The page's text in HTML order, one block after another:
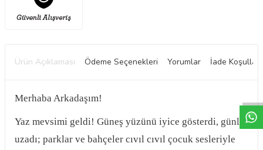
Ürün Açıklaması Ödeme Seçenekleri Yorumlar İade Koşulları
Merhaba Arkadaşım!
Yaz mevsimi geldi! Güneş yüzünü iyice gösterdi, günler
uzadı; parklar ve bahçeler cıvıl cıvıl çocuk sesleriyle